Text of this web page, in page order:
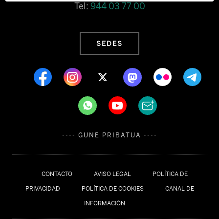
CONTACTO AVISO LEGAL POLÍTICA DE
PRIVACIDAD POLÍTICA DE COOKIES CANAL DE
INFORMACIÓN
Tel: 944 03 77 00
SEDES
---- GUNE PRIBATUA ----